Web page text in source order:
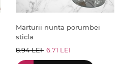
Marturii nunta porumbei
sticla
8.94 LEI 6.71 LEI